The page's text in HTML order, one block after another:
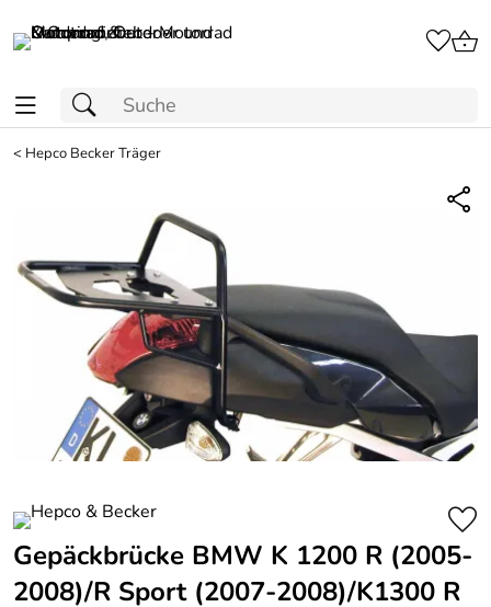
< Hepco Becker Träger
Gepäckbrücke BMW K 1200 R (2005-
2008)/R Sport (2007-2008)/K1300 R